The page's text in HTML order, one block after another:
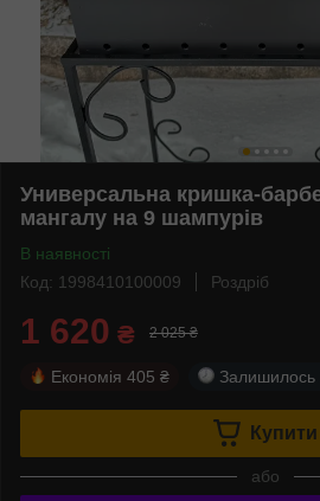
Универсальна кришка-
мангалу на 9 шампурів
В наявності
Код: 1998410100009
Роздріб
1 620 ₴ 2 025 ₴
Економія 405 ₴ Залишилось
Купити
або